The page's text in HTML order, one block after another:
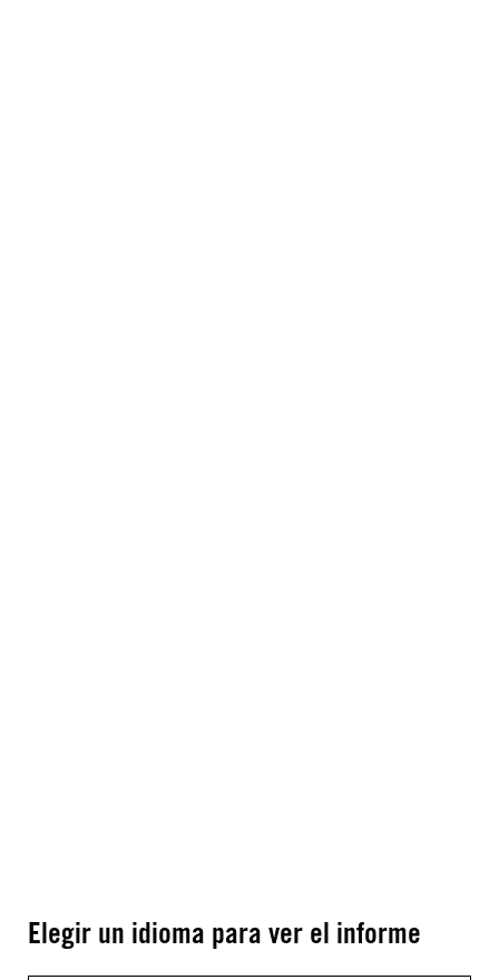
Elegir un idioma para ver el informe